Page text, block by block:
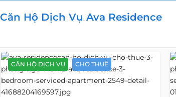
Căn Hộ Dịch Vụ Ava Residence
CĂN HỘ DỊCH VỤ CHO THUÊ